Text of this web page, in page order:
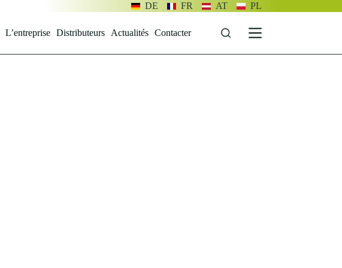
DE FR AT PL
L’entreprise Distributeurs Actualités Contacter